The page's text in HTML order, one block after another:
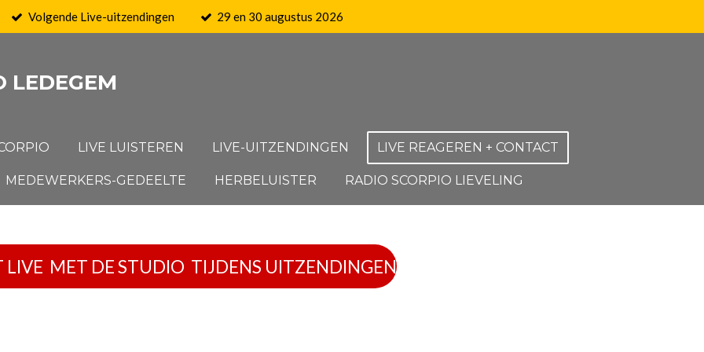
Volgende Live-uitzendingen 29 en 30 augustus 2026
LEDEGEM
LIVE LUISTEREN LIVE-UITZENDINGEN LIVE REAGEREN + CONTACT
MEDEWERKERS-GEDEELTE HERBELUISTER RADIO SCORPIO LIEVELING
LIVE MET DE STUDIO TIJDENS UITZENDINGEN